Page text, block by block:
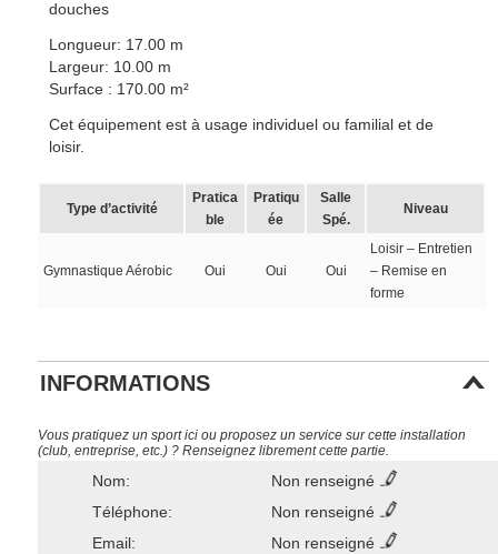
douches
Longueur: 17.00 m
Largeur: 10.00 m
Surface : 170.00 m²
Cet équipement est à usage individuel ou familial et de
loisir.
Type d’activité
Pratica
ble
Pratiqu
ée
Salle
Spé.
Niveau
Gymnastique Aérobic Oui Oui Oui
Loisir – Entretien
– Remise en
forme
INFORMATIONS
Vous pratiquez un sport ici ou proposez un service sur cette installation
(club, entreprise, etc.) ? Renseignez librement cette partie.
Nom:
Non renseigné
Téléphone:
Non renseigné
Email:
Non renseigné